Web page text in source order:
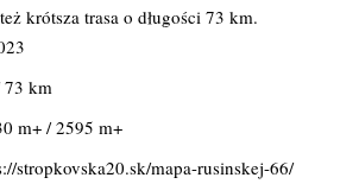
krótsza trasa o długości 73 km.
73 km
m+ / 2595 m+
stropkovska20.sk/mapa-rusinskej-66/